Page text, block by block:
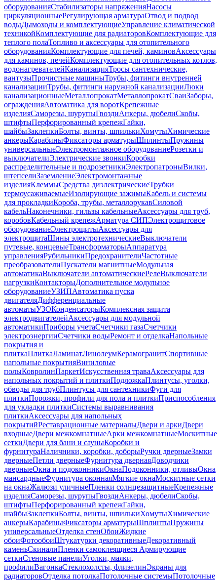
оборудованияСтабилизаторы напряженияНасосы
циркуляционныеРегулирующая арматураОтвод и подвод
водыДымоходы и комплектующиеУправление климатической
техникойКомплектующие для радиаторовКомплектующие для
теплого полаТопливо и аксессуары для отопительного
оборудованияКомплектующие для печей, каминовАксессуары
для каминов, печейКомплектующие для отопительных котлов,
водонагревателейКанализацияТросы сантехнические,
вантузыПрочистные машиныТрубы, фитинги внутренней
канализацииТрубы, фитинги наружной канализацииЛюки
канализационныеМеталлопрокатМеталлопрокатСваиЗаборы,
огражденияАвтоматика для воротКрепежные
изделияСаморезы, шурупыГвоздиАнкеры, дюбелиСкобы,
штифтыПерфорированный крепежГайки,
шайбыЗаклепкиБолты, винты, шпилькиХомутыХимические
анкерыКарабиныФиксаторы арматурыШплинтыПружины
универсальныеЭлектромонтажное оборудованиеРозетки и
выключателиЭлектрические звонкиКоробки
распределительные и подрозетникиЭлектропатроныВилки,
штепселиЗаземлениеЭлектромонтажные
изделияКлеммыСредства диэлектрическиеТрубки
термоусаживаемыеИзолирующие зажимыКабель и системы
для прокладкиКороба, трубы, металлорукавСиловой
кабельНаконечники, гильзы кабельныеАксессуары для труб,
коробовКабельный крепежАрматура СИПЭлектрощитовое
оборудованиеЭлектрощитыАксессуары для
электрощитаШины электротехническиеВыключатели
путевые, концевыеТрансформаторыАппаратура
управленияРубильникиПредохранителиЧастотные
преобразователиПускатели магнитныеМодульная
автоматикаВыключатели автоматическиеРелеВыключатели
нагрузкиКонтакторыДополнительное модульное
оборудованиеУЗИПАвтоматика пуска
двигателяДифференциальные
автоматыУЗОКонденсаторыКомплексная защита
электродвигателейАксессуары для модульной
автоматикиПриборы учетаСчетчики газаСчетчики
электроэнергииСчетчики водыРемонт и отделкаНапольные
покрытия и
плиткаПлиткаЛаминатЛинолеумКерамогранитСпортивные
напольные покрытияВиниловые
полыКовролинПаркетИскусственная траваАксессуары для
напольных покрытий и плиткиПодложкаПлинтусы, уголки,
обводы для трубПлинтусы для сантехникиФуги для
плиткиПорожки, профили для пола и плиткиПриспособления
для укладки плиткиСистемы выравнивания
плиткиАксессуары для напольных
покрытийРеставрационные материалыДвери и аркиДвери
входныеДвери межкомнатныеАрки межкомнатныеМоскитные
сеткиДвери для бани и сауныКоробки и
фурнитураНаличники, коробки, доборыРучки дверныеЗамки
дверныеПетли дверныеФурнитура двернаяДоводчики
дверныеОкна и подоконникиОкнаПодоконники, отливыОкна
мансардныеФурнитура оконнаяМягкие окнаМоскитные сетки
на окнаЖалюзи уличныеПленки солнцезащитныеКрепежные
изделияСаморезы, шурупыГвоздиАнкеры, дюбелиСкобы,
штифтыПерфорированный крепежГайки,
шайбыЗаклепкиБолты, винты, шпилькиХомутыХимические
анкерыКарабиныФиксаторы арматурыШплинтыПружины
универсальныеОтделка стенОбоиЖидкие
обоиФотообоиШтукатурки декоративныеДекоративный
каменьСкиналиПленки самоклеящиеся Армирующие
сеткиСтеновые панелиУголки, маяки,
профилиВагонкаСтеклохолсты, флизелинЭкраны для
радиаторовОтделка потолкаПотолочные системыПотолочные